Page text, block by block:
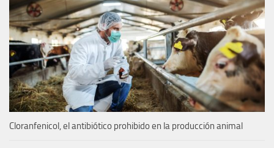
Cloranfenicol, el antibiótico prohibido en la producción animal